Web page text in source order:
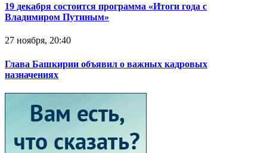
19 декабря состоится программа «Итоги года с
Владимиром Путиным»
27 ноября, 20:40
Глава Башкирии объявил о важных кадровых
назначениях